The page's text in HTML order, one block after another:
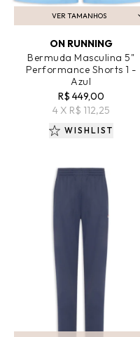
VER TAMANHOS
ADICIONAR AO CARRINHO
ON RUNNING
Bermuda Masculina 5"
Performance Shorts 1 -
Azul
R$ 449,00
4 X R$ 112,25
WISHLIST